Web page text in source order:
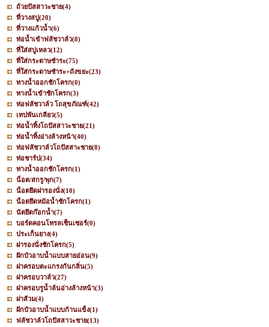
ถ้วยปัสสาวะชาย(4)
ที่วางสบู่(20)
ที่วางแก้วน้ำ(6)
ท่อน้ำเข้าฟลัชวาล์ว(8)
ที่ใส่สบู่เหลว(12)
ที่ใส่กระดาษชำระ(75)
ที่ใส่กระดาษชำระ+ถังขยะ(23)
ทางน้ำออกชักโครก(0)
ทางน้ำเข้าชักโครก(3)
ท่อฟลัชวาล์ว โถสุขภัณฑ์(42)
เทปพันเกลียว(5)
ท่อน้ำทิ้งโถปัสสาวะชาย(21)
ท่อน้ำทิ้งอ่างล้างหน้า(40)
ท่อฟลัชวาล์วโถปัสสาะชาย(8)
ท่อชาร์ป(34)
ทางน้ำออกชักโครก(1)
น็อต/สกรู/พุก(7)
น็อตยึดฝารองนั่ง(10)
น็อตยึดหม้อน้ำชักโครก(1)
นัตยึดก๊อกน้ำ(7)
บอร์ดคอนโทรลเซ็นเซอร์(0)
ประเก็นยาง(4)
ฝารองนั่งชักโครก(5)
ฝักบัวอาบน้ำแบบสายอ่อน(9)
ฝาครอบตะแกรงกันกลิ่น(5)
ฝาครอบวาล์ว(27)
ฝาครอบรูน้ำล้นอ่างล้างหน้า(3)
ฝาส้วม(4)
ฝักบัวอาบน้ำแบบก้านแข็ง(1)
ฟลัชวาล์วโถปัสสาวะชาย(13)